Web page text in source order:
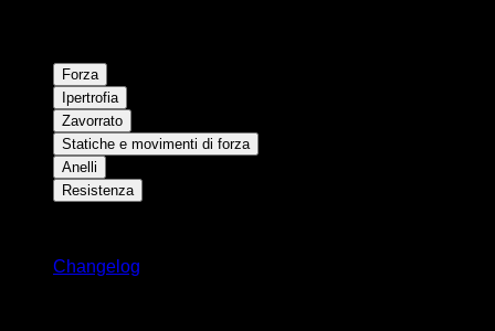
Forza
Ipertrofia
Zavorrato
Statiche e movimenti di forza
Anelli
Resistenza
Changelog